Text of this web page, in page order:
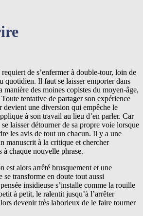
de s’enfermer à double-tour, loin de
quotidien. Il faut se laisser emporter dans
manière des moines copistes du moyen-âge,
tentative de partager son expérience
devient une diversion qui empêche le
à son travail au lieu d’en parler. Car
laisser détourner de sa propre voie lorsque
les avis de tout un chacun. Il y a une
manuscrit à la critique et chercher
à chaque nouvelle phrase.
est alors arrêté brusquement et une
se transforme en doute tout aussi
insidieuse s’installe comme la rouille
à petit, le ralentit jusqu’à l’arrêter
devenir très laborieux de le faire tourner